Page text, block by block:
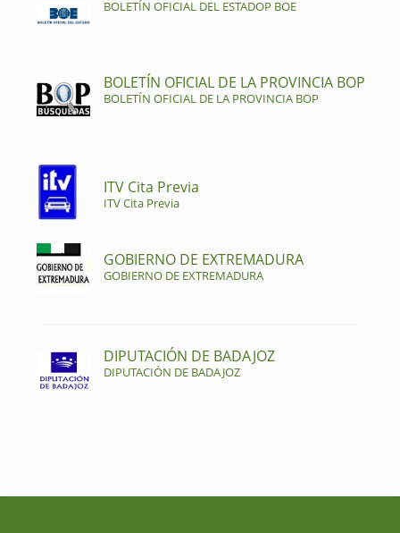
BOLETÍN OFICIAL DEL ESTADOP BOE
BOLETÍN OFICIAL DE LA PROVINCIA BOP
BOLETÍN OFICIAL DE LA PROVINCIA BOP
ITV Cita Previa
ITV Cita Previa
GOBIERNO DE EXTREMADURA
GOBIERNO DE EXTREMADURA
DIPUTACIÓN DE BADAJOZ
DIPUTACIÓN DE BADAJOZ